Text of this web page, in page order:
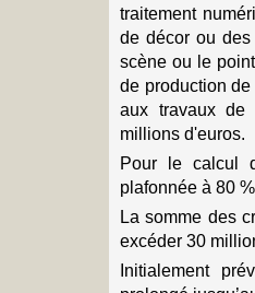
traitement
de décor ou
scène ou le
de production
aux travaux de
millions d'euros.
Pour le calcul
plafonnée à 80
La somme des
excéder 30
Initialement